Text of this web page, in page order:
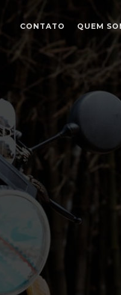
CONTATO QUEM